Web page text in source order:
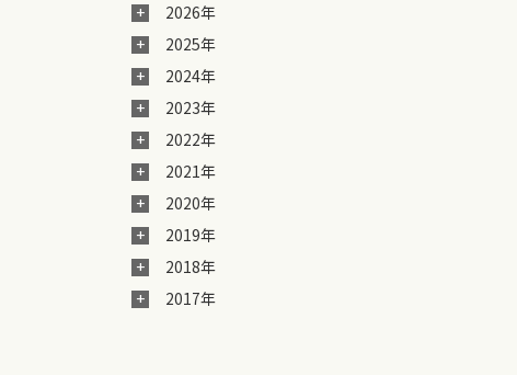
2026年
2025年
2024年
2023年
2022年
2021年
2020年
2019年
2018年
2017年